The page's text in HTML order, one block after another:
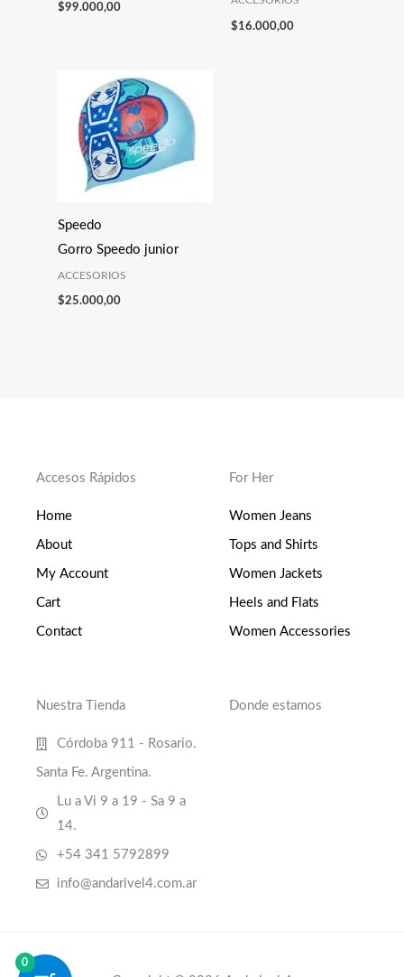
$99.000,00
$16.000,00
Speedo
Gorro Speedo junior
ACCESORIOS
$25.000,00
Accesos Rápidos
Home
About
My Account
Cart
Contact
For Her
Women Jeans
Tops and Shirts
Women Jackets
Heels and Flats
Women Accessories
Nuestra Tienda
Córdoba 911 - Rosario.
Santa Fe. Argentina.
Lu a Vi 9 a 19 - Sa 9 a
14.
+54 341 5792899
info@andarivel4.com.ar
Donde estamos
0